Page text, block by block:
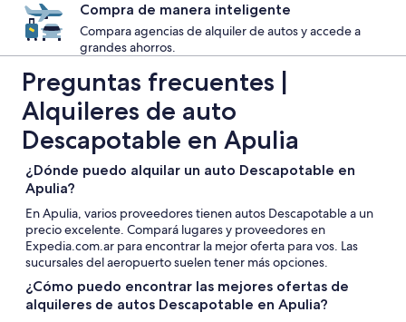
Compra de manera inteligente
Compara agencias de alquiler de autos y accede a
grandes ahorros.
Preguntas frecuentes |
Alquileres de auto
Descapotable en Apulia
¿Dónde puedo alquilar un auto Descapotable en
Apulia?
En Apulia, varios proveedores tienen autos Descapotable a un
precio excelente. Compará lugares y proveedores en
Expedia.com.ar para encontrar la mejor oferta para vos. Las
sucursales del aeropuerto suelen tener más opciones.
¿Cómo puedo encontrar las mejores ofertas de
alquileres de autos Descapotable en Apulia?